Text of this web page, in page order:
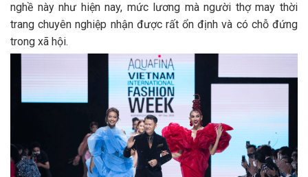
nghề này như hiện nay, mức lương mà người thợ may thời
trang chuyên nghiệp nhận được rất ổn định và có chỗ đứng
trong xã hội.